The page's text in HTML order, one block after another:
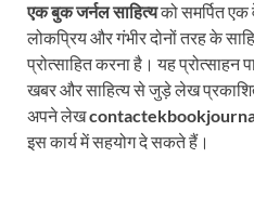
एक बुक जर्नल साहित्यको समर्पित
लोकप्रिय और गंभीर दोनों तरह के
प्रोत्साहित करना है। यह प्रोत्साहन
खबर और साहित्य से जुड़े लेख
अपने लेख
इस कार्य में सहयोग दे सकते हैं।